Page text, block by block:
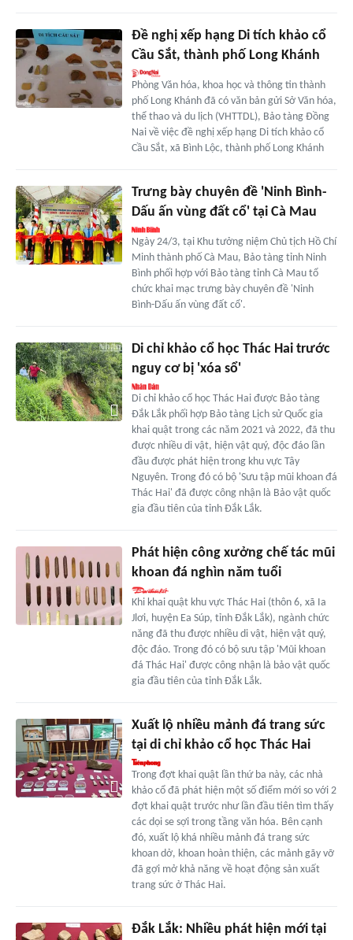
Đề nghị xếp hạng Di tích khảo cổ
Cầu Sắt, thành phố Long Khánh
Phòng Văn hóa, khoa học và thông tin thành
phố Long Khánh đã có văn bản gửi Sở Văn hóa,
thể thao và du lịch (VHTTDL), Bảo tàng Đồng
Nai về việc đề nghị xếp hạng Di tích khảo cổ
Cầu Sắt, xã Bình Lộc, thành phố Long Khánh
Trưng bày chuyên đề 'Ninh Bình-
Dấu ấn vùng đất cổ' tại Cà Mau
Ngày 24/3, tại Khu tưởng niệm Chủ tịch Hồ Chí
Minh thành phố Cà Mau, Bảo tàng tỉnh Ninh
Bình phối hợp với Bảo tàng tỉnh Cà Mau tổ
chức khai mạc trưng bày chuyên đề 'Ninh
Bình-Dấu ấn vùng đất cổ'.
Di chỉ khảo cổ học Thác Hai trước
nguy cơ bị 'xóa sổ'
Di chỉ khảo cổ học Thác Hai được Bảo tàng
Đắk Lắk phối hợp Bảo tàng Lịch sử Quốc gia
khai quật trong các năm 2021 và 2022, đã thu
được nhiều di vật, hiện vật quý, độc đáo lần
đầu được phát hiện trong khu vực Tây
Nguyên. Trong đó có bộ 'Sưu tập mũi khoan đá
Thác Hai' đã được công nhận là Bảo vật quốc
gia đầu tiên của tỉnh Đắk Lắk.
Phát hiện công xưởng chế tác mũi
khoan đá nghìn năm tuổi
Khi khai quật khu vực Thác Hai (thôn 6, xã Ia
Jlơi, huyện Ea Súp, tỉnh Đắk Lắk), ngành chức
năng đã thu được nhiều di vật, hiện vật quý,
độc đáo. Trong đó có bộ sưu tập 'Mũi khoan
đá Thác Hai' được công nhận là bảo vật quốc
gia đầu tiên của tỉnh Đắk Lắk.
Xuất lộ nhiều mảnh đá trang sức
tại di chỉ khảo cổ học Thác Hai
Trong đợt khai quật lần thứ ba này, các nhà
khảo cổ đã phát hiện một số điểm mới so với 2
đợt khai quật trước như lần đầu tiên tìm thấy
các dọi se sợi trong tầng văn hóa. Bên cạnh
đó, xuất lộ khá nhiều mảnh đá trang sức
khoan dở, khoan hoàn thiện, các mảnh gãy vỡ
đã gợi mở khả năng về hoạt động sản xuất
trang sức ở Thác Hai.
Đắk Lắk: Nhiều phát hiện mới tại